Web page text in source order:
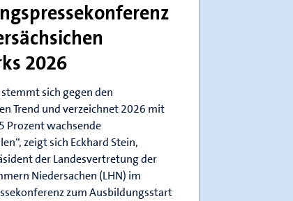
2026
sich gegen den
Trend und verzeichnet 2026 mit
Prozent wachsende
zeigt sich Eckhard Stein,
der Landesvertretung der
Niedersachen (LHN) im
zum Ausbildungsstart